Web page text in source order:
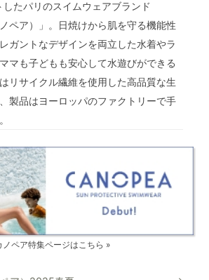
たパリのスイムウェアブランド
ペア）」。日焼けから肌を守る機能性
ガントなデザインを両立した水着やラ
マも子どもも安心して水遊びができる
リサイクル繊維を使用した高品質な生
製品はヨーロッパのファクトリーで手
ノペア特集ページはこちら »